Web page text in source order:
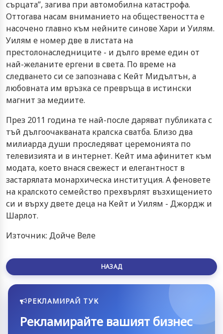
сърцата”, загива при автомобилна катастрофа.
Оттогава насам вниманието на обществеността е
насочено главно към нейните синове Хари и Уилям.
Уилям е номер две в листата на
престолонаследниците - и дълго време един от
най-желаните ергени в света. По време на
следването си се запознава с Кейт Мидълтън, а
любовната им връзка се превръща в истински
магнит за медиите.
През 2011 година те най-после даряват публиката с
тъй дългоочакваната кралска сватба. Близо два
милиарда души проследяват церемонията по
телевизията и в интернет. Кейт има афинитет към
модата, което внася свежест и елегантност в
застарялата монархическа институция. А феновете
на кралското семейство прехвърлят възхищението
си и върху двете деца на Кейт и Уилям - Джордж и
Шарлот.
Източник: Дойче Веле
НАЗАД
РЕКЛАМИРАЙ ТУК
Рекламирайте вашият бизнес